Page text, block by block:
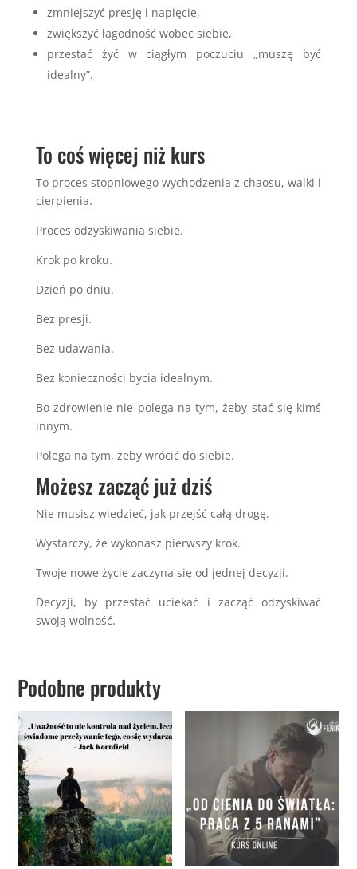
zmniejszyć presję i napięcie,
zwiększyć łagodność wobec siebie,
przestać żyć w ciągłym poczuciu „muszę być
idealny”.
To coś więcej niż kurs
To proces stopniowego wychodzenia z chaosu, walki i
cierpienia.
Proces odzyskiwania siebie.
Krok po kroku.
Dzień po dniu.
Bez presji.
Bez udawania.
Bez konieczności bycia idealnym.
Bo zdrowienie nie polega na tym, żeby stać się kimś
innym.
Polega na tym, żeby wrócić do siebie.
Możesz zacząć już dziś
Nie musisz wiedzieć, jak przejść całą drogę.
Wystarczy, że wykonasz pierwszy krok.
Twoje nowe życie zaczyna się od jednej decyzji.
Decyzji, by przestać uciekać i zacząć odzyskiwać
swoją wolność.
Podobne produkty